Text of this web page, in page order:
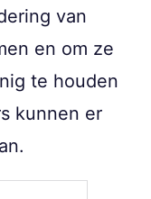
van
en om ze
te houden
kunnen er